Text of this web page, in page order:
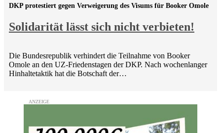
Solidarität lässt sich nicht verbieten!
DKP protestiert gegen Verweigerung des Visums für Booker Omole
Die Bundesrepublik verhindert die Teilnahme von Booker
Omole an den UZ-Friedenstagen der DKP. Nach wochenlanger
Hinhaltetaktik hat die Botschaft der…